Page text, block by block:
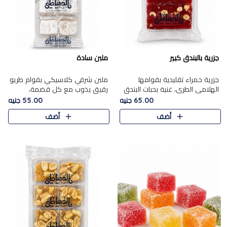
جزرية بالبندق كبير
جزرية حمراء تقليدية بقوامها
الهلامي الطري، غنية بحبات البندق
الفاخرة التي تضيف قرمشة راقية
إلى قوامها الناعم، لتقدم مزيجًا
متوازنًا من النكه..
65.00 جنيه
أضف
ملبن سادة
ملبن شرقي كلاسيكي بقوام طريو
رقيق يذوب مع كل قضمة،
مغطى بطبقة ناعمة من السكر
البودرة ليقدم المذاق الأصيل الذي
ارتبط بحلويات المولد التقليدي..
55.00 جنيه
أضف